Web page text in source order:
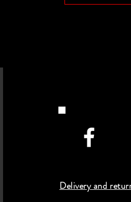
Delivery and